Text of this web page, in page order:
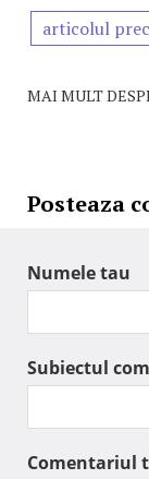
articolul
MAI MULT
Posteaza
Numele tau
Subiectul
Comentariul